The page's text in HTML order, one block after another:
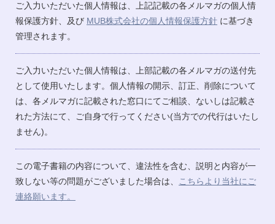
ご入力いただいた個人情報は、上記記載の各メルマガの個人情
報保護方針、及び MUB株式会社の個人情報保護方針 に基づき
管理されます。
ご入力いただいた個人情報は、上部記載の各メルマガの送付先
として使用いたします。個人情報の開示、訂正、削除について
は、各メルマガに記載された窓口にてご相談、ないしは記載さ
れた方法にて、ご自身で行ってください(当方での代行はいたし
ません)。
この電子書籍の内容について、違法性を含む、説明と内容が一
致しない等の問題がございました場合は、
こちらより当社にご
連絡願います。